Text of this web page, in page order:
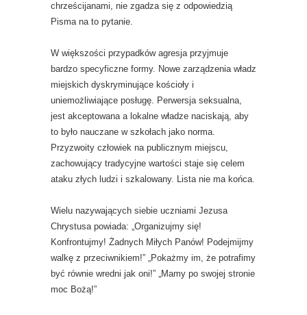
chrześcijanami, nie zgadza się z odpowiedzią
Pisma na to pytanie.
W większości przypadków agresja przyjmuje
bardzo specyficzne formy. Nowe zarządzenia władz
miejskich dyskryminujące kościoły i
uniemożliwiające posługę. Perwersja seksualna,
jest akceptowana a lokalne władze naciskają, aby
to było nauczane w szkołach jako norma.
Przyzwoity człowiek na publicznym miejscu,
zachowujący tradycyjne wartości staje się celem
ataku złych ludzi i szkalowany. Lista nie ma końca.
Wielu nazywających siebie uczniami Jezusa
Chrystusa powiada: „Organizujmy się!
Konfrontujmy! Żadnych Miłych Panów! Podejmijmy
walkę z przeciwnikiem!” „Pokażmy im, że potrafimy
być równie wredni jak oni!” „Mamy po swojej stronie
moc Bożą!”